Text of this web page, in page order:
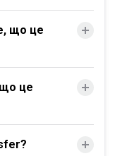
що це
це